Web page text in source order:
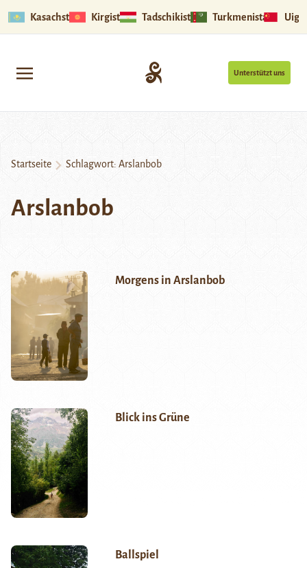
Kasachstan Kirgistan Tadschikistan Turkmenistan
Unterstützt uns
Startseite Schlagwort: Arslanbob
Arslanbob
Morgens in Arslanbob
Blick ins Grüne
Ballspiel